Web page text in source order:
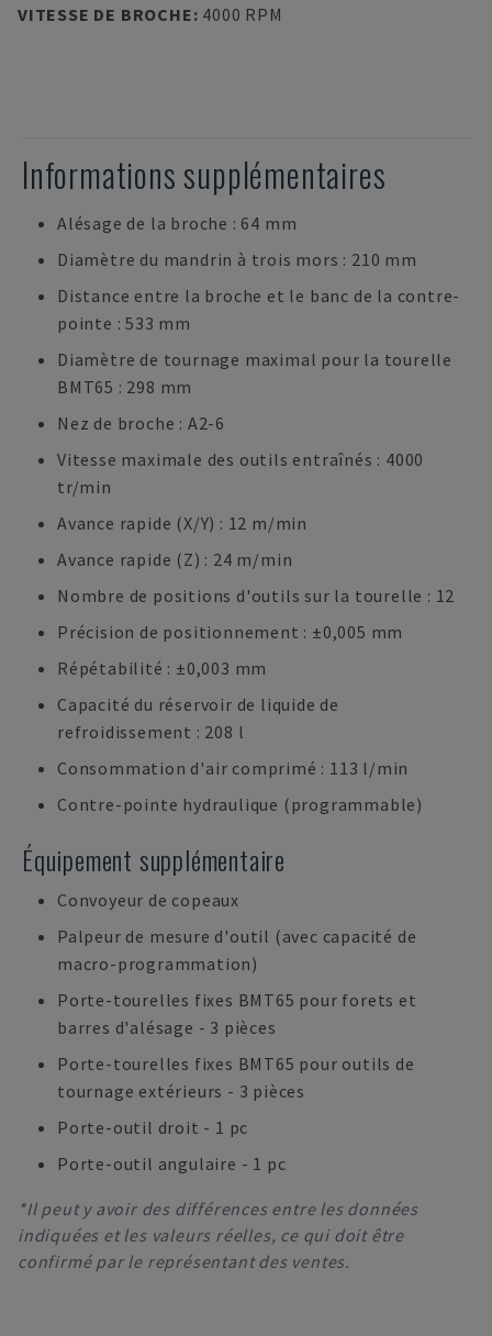
VITESSE DE BROCHE: 4000 RPM
Informations supplémentaires
Alésage de la broche : 64 mm
Diamètre du mandrin à trois mors : 210 mm
Distance entre la broche et le banc de la contre-
pointe : 533 mm
Diamètre de tournage maximal pour la tourelle
BMT65 : 298 mm
Nez de broche : A2-6
Vitesse maximale des outils entraînés : 4000
tr/min
Avance rapide (X/Y) : 12 m/min
Avance rapide (Z) : 24 m/min
Nombre de positions d'outils sur la tourelle : 12
Précision de positionnement : ±0,005 mm
Répétabilité : ±0,003 mm
Capacité du réservoir de liquide de
refroidissement : 208 l
Consommation d'air comprimé : 113 l/min
Contre-pointe hydraulique (programmable)
Équipement supplémentaire
Convoyeur de copeaux
Palpeur de mesure d'outil (avec capacité de
macro-programmation)
Porte-tourelles fixes BMT65 pour forets et
barres d'alésage - 3 pièces
Porte-tourelles fixes BMT65 pour outils de
tournage extérieurs - 3 pièces
Porte-outil droit - 1 pc
Porte-outil angulaire - 1 pc
*Il peut y avoir des différences entre les données
indiquées et les valeurs réelles, ce qui doit être
confirmé par le représentant des ventes.